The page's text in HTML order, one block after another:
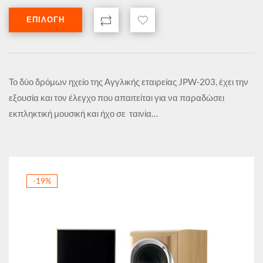
ΕΠΙΛΟΓΉ
Το δύο δρόμων ηχείο της Αγγλικής εταιρείας JPW-203, έχει την
εξουσία και τον έλεγχο που απαιτείται για να παραδώσει
εκπληκτική μουσική και ήχο σε ταινία…
-19%